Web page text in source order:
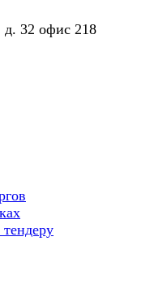
д. 32 офис 218